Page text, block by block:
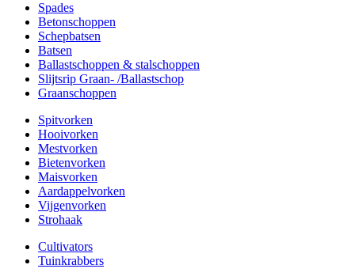
Spades
Betonschoppen
Schepbatsen
Batsen
Ballastschoppen & stalschoppen
Slijtsrip Graan- /Ballastschop
Graanschoppen
Spitvorken
Hooivorken
Mestvorken
Bietenvorken
Maisvorken
Aardappelvorken
Vijgenvorken
Strohaak
Cultivators
Tuinkrabbers